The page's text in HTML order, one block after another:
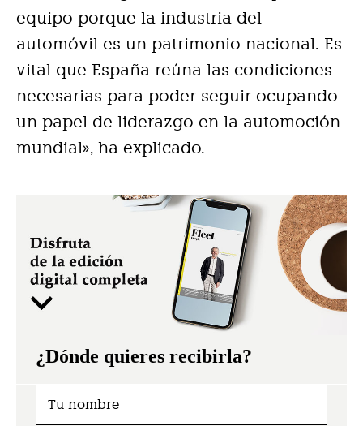
equipo porque la industria del
automóvil es un patrimonio nacional. Es
vital que España reúna las condiciones
necesarias para poder seguir ocupando
un papel de liderazgo en la automoción
mundial», ha explicado.
¿Dónde quieres recibirla?